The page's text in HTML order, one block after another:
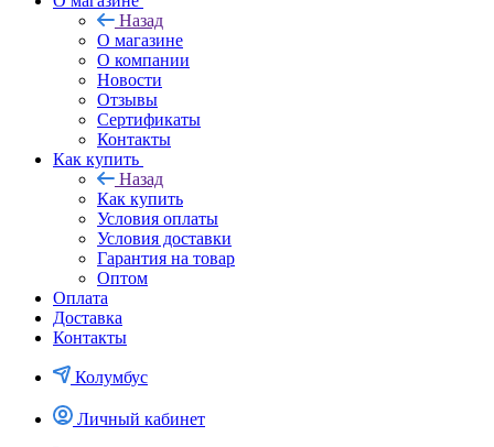
Назад
О магазине
О компании
Новости
Отзывы
Сертификаты
Контакты
Как купить
Назад
Как купить
Условия оплаты
Условия доставки
Гарантия на товар
Оптом
Оплата
Доставка
Контакты
Колумбус
Личный кабинет